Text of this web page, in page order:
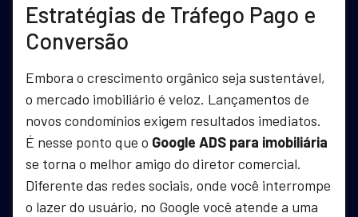
Estratégias de Tráfego Pago e
Conversão
Embora o crescimento orgânico seja sustentável,
o mercado imobiliário é veloz. Lançamentos de
novos condomínios exigem resultados imediatos.
É nesse ponto que o Google ADS para imobiliária
se torna o melhor amigo do diretor comercial.
Diferente das redes sociais, onde você interrompe
o lazer do usuário, no Google você atende a uma